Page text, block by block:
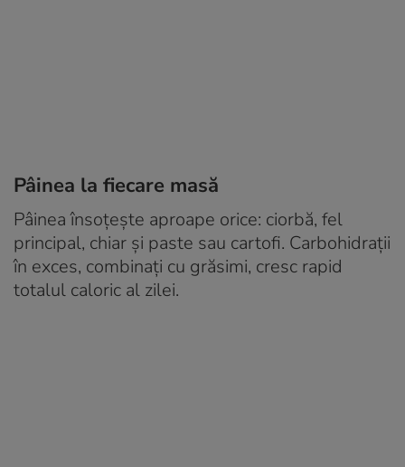
Pâinea la fiecare masă
Pâinea însoțește aproape orice: ciorbă, fel
principal, chiar și paste sau cartofi. Carbohidrații
în exces, combinați cu grăsimi, cresc rapid
totalul caloric al zilei.